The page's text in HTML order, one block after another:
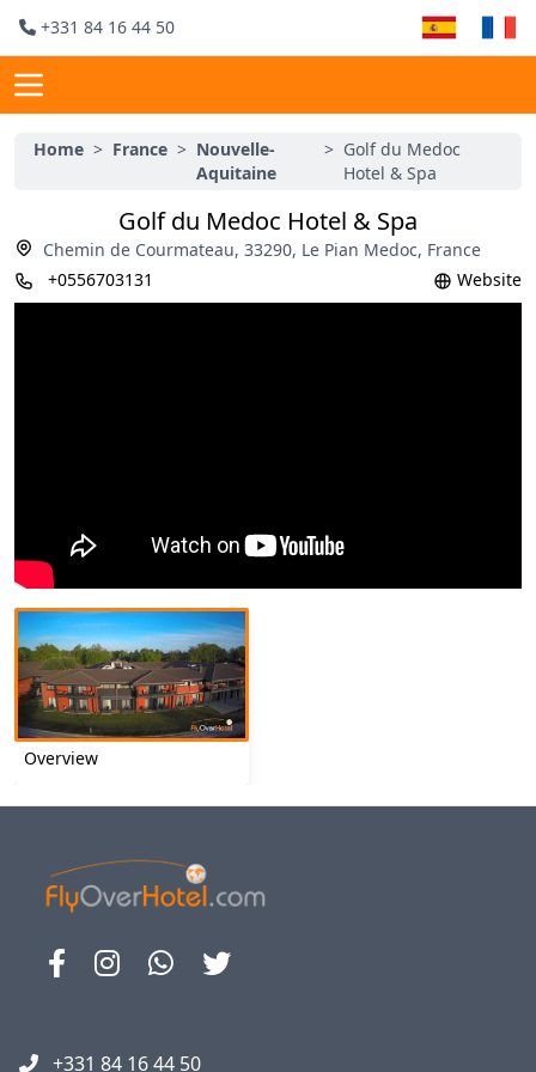
+331 84 16 44 50
Home > France > Nouvelle-
Aquitaine
> Golf du Medoc
Hotel & Spa
Golf du Medoc Hotel & Spa
Chemin de Courmateau, 33290, Le Pian Medoc, France
+0556703131
Website
Overview
+331 84 16 44 50